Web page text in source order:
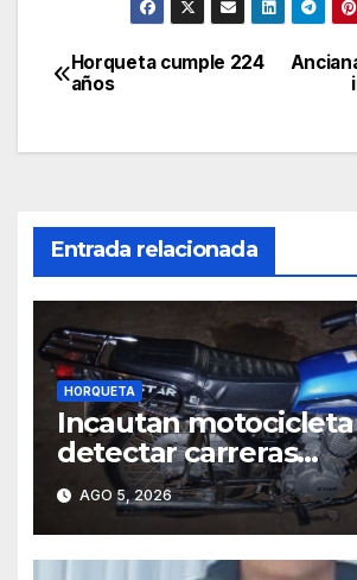
Navegación
Horqueta cumple 224
años
Entrada relacionada
HORQUETA
Incautan
detectar carreras
clandestinas y
peligrosas en
AGO 5, 2026